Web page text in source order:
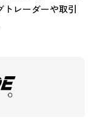
レーダーや取引